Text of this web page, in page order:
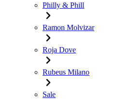
Philly & Phill
Ramon Molvizar
Roja Dove
Rubeus Milano
Sale